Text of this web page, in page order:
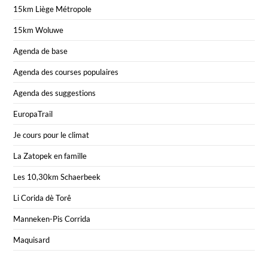
15km Liège Métropole
15km Woluwe
Agenda de base
Agenda des courses populaires
Agenda des suggestions
EuropaTrail
Je cours pour le climat
La Zatopek en famille
Les 10,30km Schaerbeek
Li Corida dè Torê
Manneken-Pis Corrida
Maquisard